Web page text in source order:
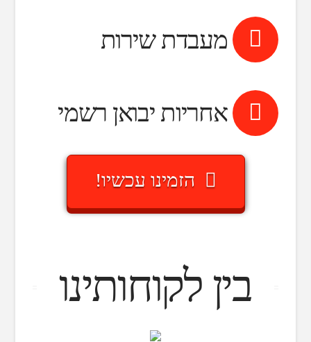
מעבדת שירות
אחריות יבואן רשמי
הזמינו עכשיו!
בין לקוחותינו